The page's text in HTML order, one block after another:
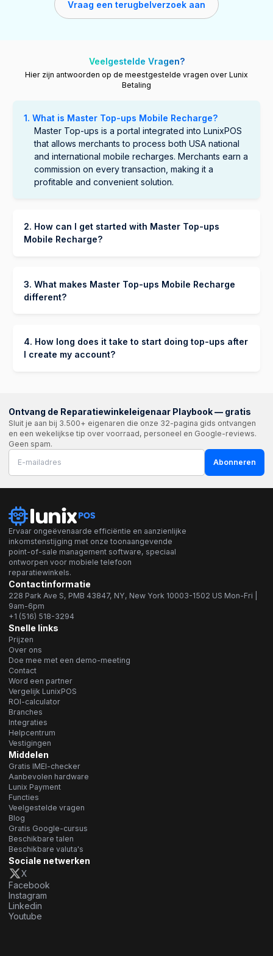
Vraag een terugbelverzoek aan
Veelgestelde Vragen?
Hier zijn antwoorden op de meestgestelde vragen over Lunix
Betaling
1. What is Master Top-ups Mobile Recharge?
Master Top-ups is a portal integrated into LunixPOS
that allows merchants to process both USA national
and international mobile recharges. Merchants earn a
commission on every transaction, making it a
profitable and convenient solution.
2. How can I get started with Master Top-ups
Mobile Recharge?
(https://app.lunixpos.com/auth/signup?step=0)
2. Once your account is set up, click "Activate Master
support linehere.
3. What makes Master Top-ups Mobile Recharge
different?
up payment portal. We focus on solving industry pain
points and providing features that can save you
thousands of dollars. Here's what makes us unique:
complete control and security.
Custom Service Fees – Add your own service
fee, which is included in the receipt total.
benefits and features.
4. How long does it take to start doing top-ups after
I create my account?
Ontvang de Reparatiewinkeleigenaar Playbook — gratis
Sluit je aan bij 3.500+ eigenaren die onze 32-pagina gids ontvangen
en een wekelijkse tip over voorraad, personeel en Google-reviews.
Geen spam.
Abonneren
Ervaar ongeëvenaarde efficiëntie en aanzienlijke
inkomstenstijging met onze toonaangevende
point-of-sale management software, speciaal
ontworpen voor mobiele telefoon
reparatiewinkels.
Contactinformatie
228 Park Ave S, PMB 43847, NY, New York 10003-1502 US Mon-Fri |
9am-6pm
+1 (516) 518-3294
Snelle links
Prijzen
Over ons
Doe mee met een demo-meeting
Contact
Word een partner
Vergelijk LunixPOS
ROI-calculator
Branches
Integraties
Helpcentrum
Vestigingen
Middelen
Gratis IMEI-checker
Aanbevolen hardware
Lunix Payment
Functies
Veelgestelde vragen
Blog
Gratis Google-cursus
Beschikbare talen
Beschikbare valuta's
Sociale netwerken
X
Facebook
Instagram
Linkedin
Youtube